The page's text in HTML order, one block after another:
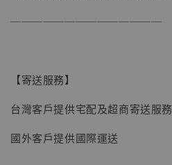
──────────────
【寄送服務】
台灣客戶提供宅配及超商寄送服務
國外客戶提供國際運送